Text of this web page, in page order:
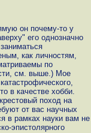
он почему-то у
его однозначно
как личностям,
по
см. выше.) Мое
в качестве хобби.
поход на
от вас научных
в рамках науки вам не
эпистолярного